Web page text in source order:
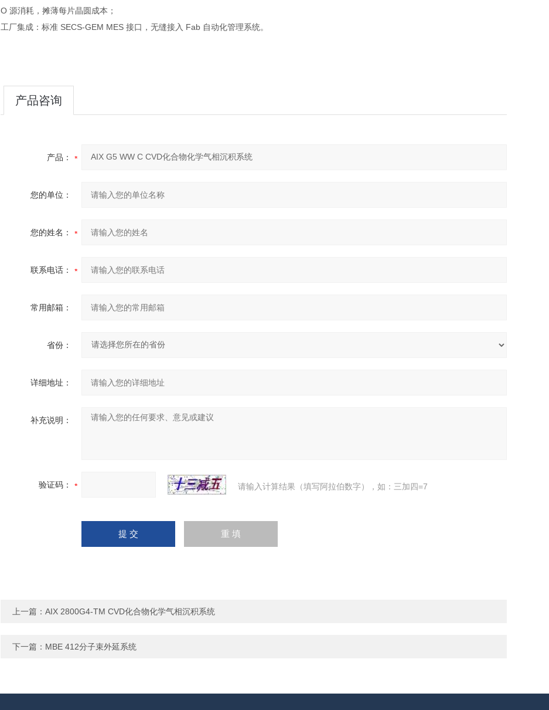
O 源消耗，摊薄每片晶圆成本；
工厂集成：标准 SECS-GEM MES 接口，无缝接入 Fab 自动化管理系统。
产品咨询
产品：
您的单位：
您的姓名：
联系电话：
常用邮箱：
省份：
详细地址：
补充说明：
验证码： 请输入计算结果（填写阿拉伯数字），如：三加四=7
上一篇： AIX 2800G4-TM CVD化合物化学气相沉积系统
下一篇： MBE 412分子束外延系统